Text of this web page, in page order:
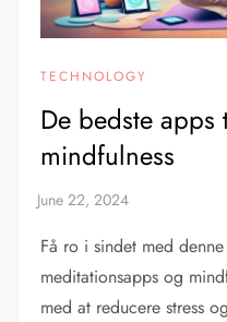
TECHNOLOGY
De bedste
mindfulness
Få ro i sindet med
meditationsapps og
med at reducere stress